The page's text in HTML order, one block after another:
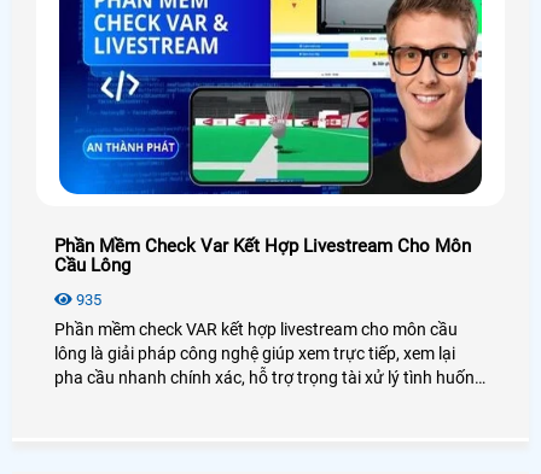
Phần Mềm Check Var Kết Hợp Livestream Cho Môn
Cầu Lông
935
Phần mềm check VAR kết hợp livestream cho môn cầu
lông là giải pháp công nghệ giúp xem trực tiếp, xem lại
pha cầu nhanh chính xác, hỗ trợ trọng tài xử lý tình huống